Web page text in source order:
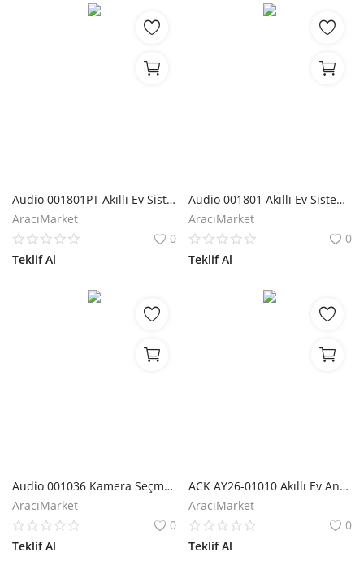
Audio 001801PT Akıllı Ev Sistemi Pano Tipi 1 li Lamba Modülü
AracıMarket
0
Teklif Al
Audio 001801 Akıllı Ev Sistemi 1 li Lamba Modülü
AracıMarket
0
Teklif Al
Audio 001036 Kamera Seçme Modülü
AracıMarket
0
Teklif Al
ACK AY26-01010 Akıllı Ev Anahtarı Wifi Smart Switch
AracıMarket
0
Teklif Al